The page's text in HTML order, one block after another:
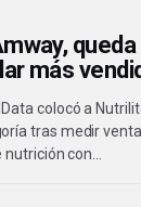
más
colocó a
tras medir
nutrición con…